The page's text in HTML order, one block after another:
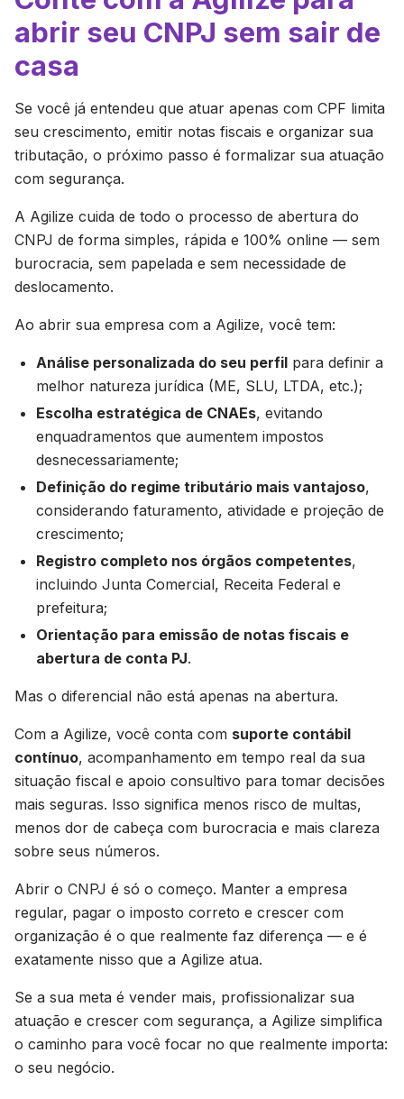
abrir seu CNPJ sem sair de
casa
Se você já entendeu que atuar apenas com CPF limita
seu crescimento, emitir notas fiscais e organizar sua
tributação, o próximo passo é formalizar sua atuação
com segurança.
A Agilize cuida de todo o processo de abertura do
CNPJ de forma simples, rápida e 100% online — sem
burocracia, sem papelada e sem necessidade de
deslocamento.
Ao abrir sua empresa com a Agilize, você tem:
Análise personalizada do seu perfil para definir a
melhor natureza jurídica (ME, SLU, LTDA, etc.);
Escolha estratégica de CNAEs, evitando
enquadramentos que aumentem impostos
desnecessariamente;
Definição do regime tributário mais vantajoso,
considerando faturamento, atividade e projeção de
crescimento;
Registro completo nos órgãos competentes,
incluindo Junta Comercial, Receita Federal e
prefeitura;
Orientação para emissão de notas fiscais e
abertura de conta PJ.
Mas o diferencial não está apenas na abertura.
Com a Agilize, você conta com suporte contábil
contínuo, acompanhamento em tempo real da sua
situação fiscal e apoio consultivo para tomar decisões
mais seguras. Isso significa menos risco de multas,
menos dor de cabeça com burocracia e mais clareza
sobre seus números.
Abrir o CNPJ é só o começo. Manter a empresa
regular, pagar o imposto correto e crescer com
organização é o que realmente faz diferença — e é
exatamente nisso que a Agilize atua.
Se a sua meta é vender mais, profissionalizar sua
atuação e crescer com segurança, a Agilize simplifica
o caminho para você focar no que realmente importa:
o seu negócio.